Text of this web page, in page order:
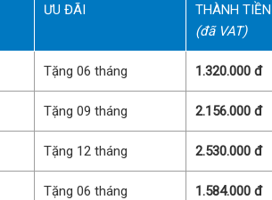
ƯU ĐÃI
THÀNH TIỀN
(đã VAT)
Tặng 06 tháng 1.320.000 đ
Tặng 09 tháng 2.156.000 đ
Tặng 12 tháng 2.530.000 đ
Tặng 06 tháng 1.584.000 đ